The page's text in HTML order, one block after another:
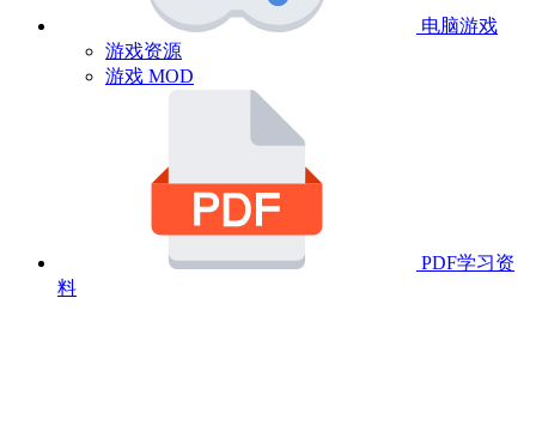
电脑游戏
游戏资源
游戏 MOD
PDF学习资
料